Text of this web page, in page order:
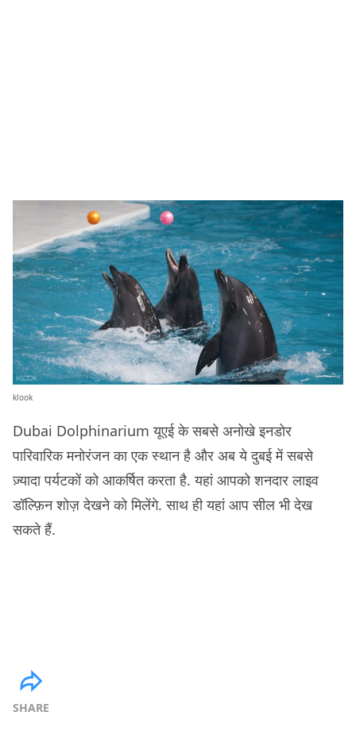
klook
Dubai Dolphinarium यूएई के सबसे अनोखे इनडोर
पारिवारिक मनोरंजन का एक स्थान है और अब ये दुबई में सबसे
ज़्यादा पर्यटकों को आकर्षित करता है. यहां आपको शनदार लाइव
डॉल्फ़िन शोज़ देखने को मिलेंगे. साथ ही यहां आप सील भी देख
सकते हैं.
SHARE